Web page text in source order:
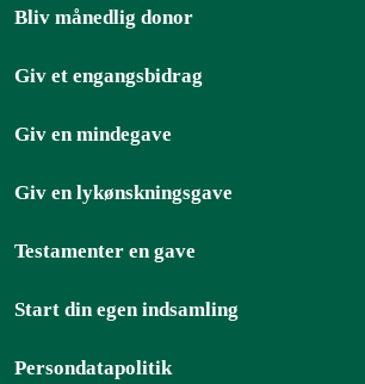
Bliv månedlig donor
Giv et engangsbidrag
Giv en mindegave
Giv en lykønskningsgave
Testamenter en gave
Start din egen indsamling
Persondatapolitik